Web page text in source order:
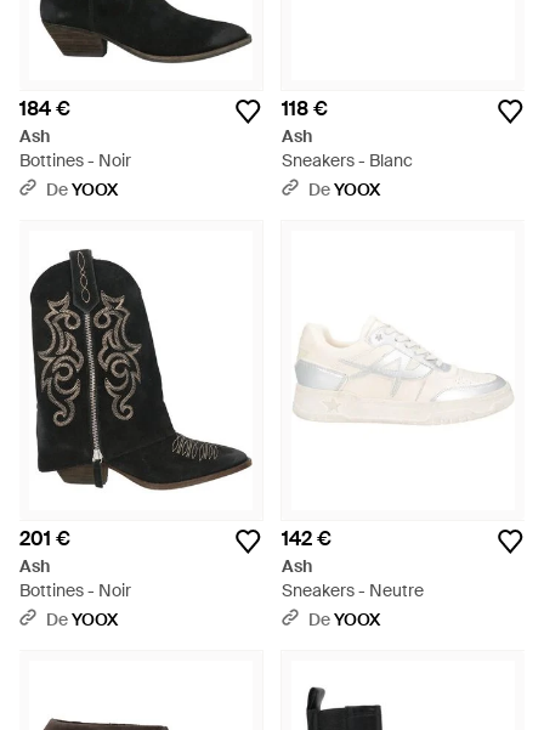
184 €
Ash
Bottines - Noir
DeYOOX
118 €
Ash
Sneakers - Blanc
DeYOOX
201 €
Ash
Bottines - Noir
DeYOOX
142 €
Ash
Sneakers - Neutre
DeYOOX